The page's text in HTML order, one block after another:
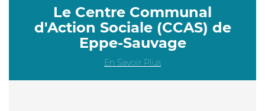
Le Centre Communal
d'Action Sociale (CCAS) de
Eppe-Sauvage
En Savoir Plus